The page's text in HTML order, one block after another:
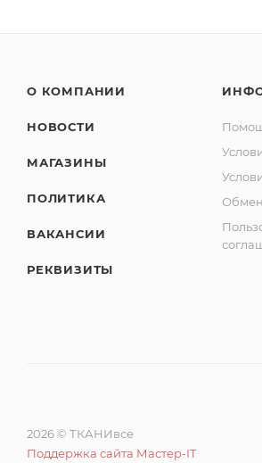
О КОМПАНИИ
НОВОСТИ
МАГАЗИНЫ
ПОЛИТИКА
ВАКАНСИИ
РЕКВИЗИТЫ
2026 © ТКАНИвсе
Поддержка сайта Мастер-IT